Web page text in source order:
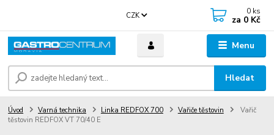
Menu
CZK
Hledat
0 ks
za 0 Kč
Úvod Varná technika Linka REDFOX 700 Vařiče těstovin
Vařič
těstovin REDFOX VT 70/40 E